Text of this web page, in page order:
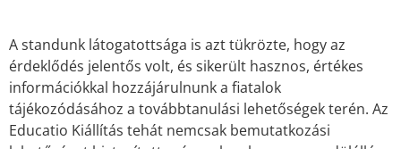
A standunk látogatottsága is azt tükrözte, hogy az
érdeklődés jelentős volt, és sikerült hasznos, értékes
információkkal hozzájárulnunk a fiatalok
tájékozódásához a továbbtanulási lehetőségek terén. Az
Educatio Kiállítás tehát nemcsak bemutatkozási